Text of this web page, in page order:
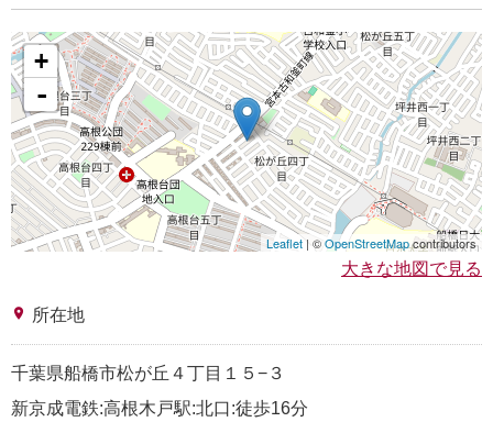
+
-
Leaflet | ©OpenStreetMapcontributors
大きな地図で見る
place 所在地
千葉県船橋市松が丘４丁目１５−３
新京成電鉄:高根木戸駅:北口:徒歩16分